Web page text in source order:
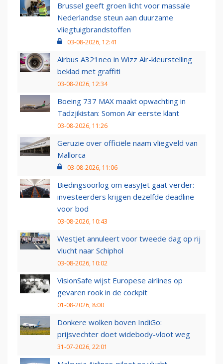
Brussel geeft groen licht voor massale
Nederlandse steun aan duurzame
vliegtuigbrandstoffen
03-08-2026, 12:41
Airbus A321neo in Wizz Air-kleurstelling
beklad met graffiti
03-08-2026, 12:34
Boeing 737 MAX maakt opwachting in
Tadzjikistan: Somon Air eerste klant
03-08-2026, 11:26
Geruzie over officiële naam vliegveld van
Mallorca
03-08-2026, 11:06
Biedingsoorlog om easyJet gaat verder:
investeerders krijgen dezelfde deadline
voor bod
03-08-2026, 10:43
WestJet annuleert voor tweede dag op rij
vlucht naar Schiphol
03-08-2026, 10:02
VisionSafe wijst Europese airlines op
gevaren rook in de cockpit
01-08-2026, 8:00
Donkere wolken boven IndiGo:
prijsvechter doet widebody-vloot weg
31-07-2026, 22:01